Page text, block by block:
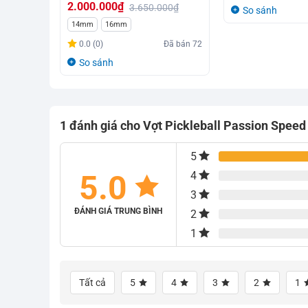
3.650.000₫
Giá
gốc
là:
2.000.000₫
Giá
hiện
tại
14mm 16mm
0.0 (0) Đã bán72
So sánh
So sánh
1 đánh giá choVợt Pickleball Passion Speed
5.0
ĐÁNH GIÁ TRUNG BÌNH
5
4
3
2
1
Tất cả 5 4 3 2 1